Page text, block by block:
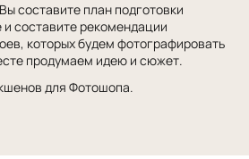
Вы составите план подготовки
составите рекомендации
которых будем фотографировать
продумаем идею и сюжет.
для Фотошопа.